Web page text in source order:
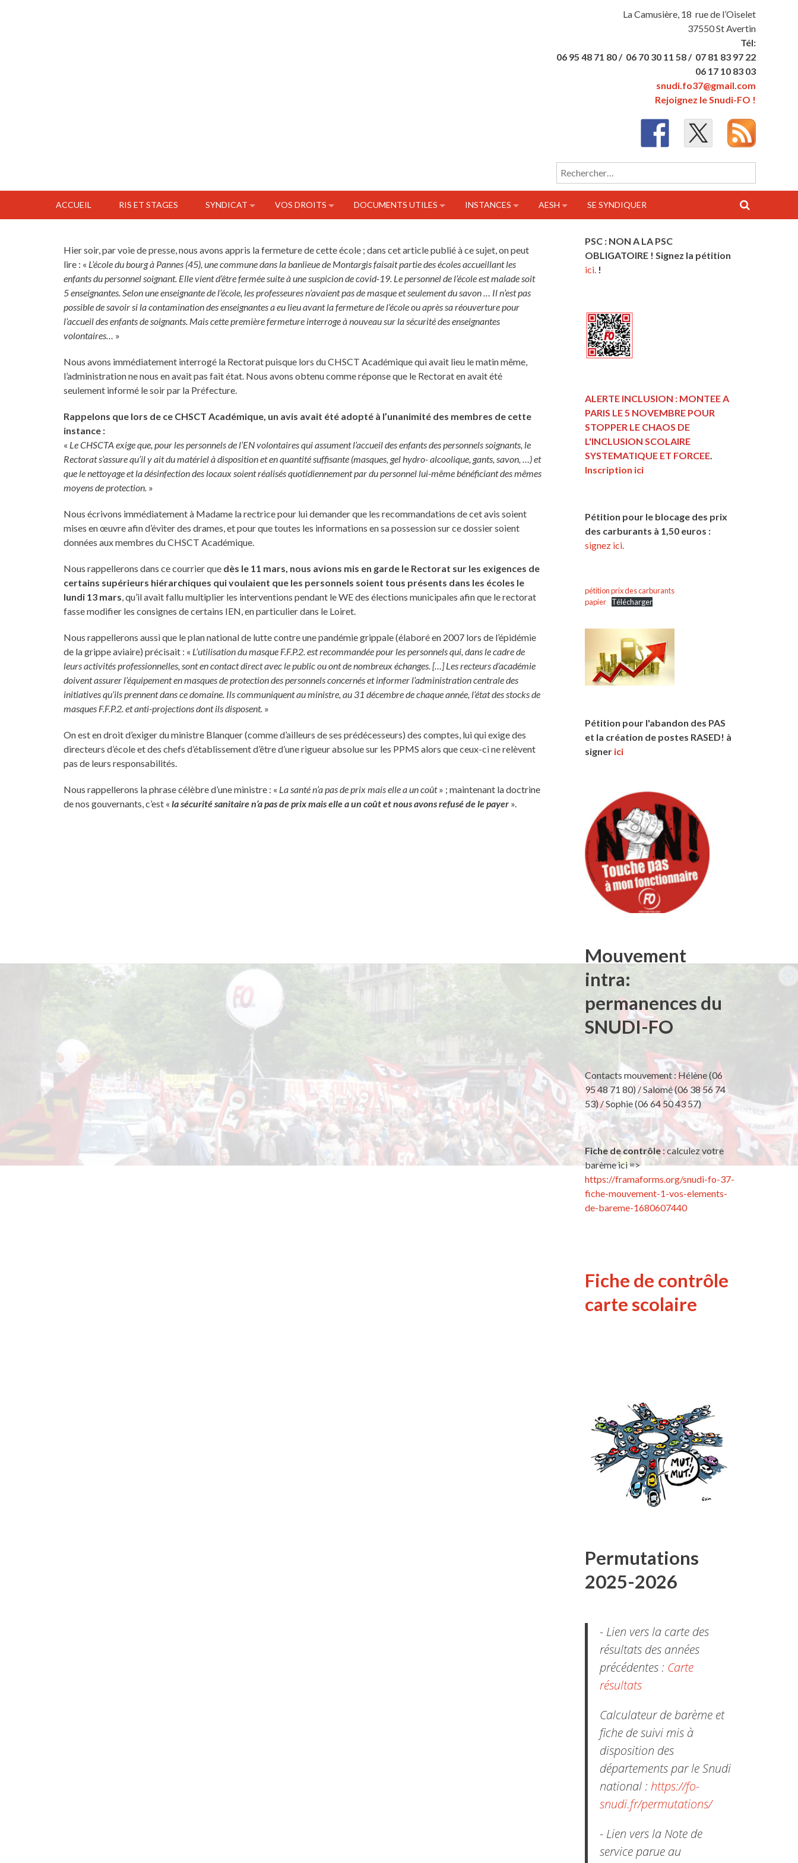
La Camusière, 18 rue de l’Oiselet
37550 St Avertin
Tél:
06 95 48 71 80 / 06 70 30 11 58 / 07 81 83 97 22
06 17 10 83 03
snudi.fo37@gmail.com
Rejoignez le Snudi-FO !
Rechercher :
ACCUEIL RIS ET STAGES SYNDICAT VOS DROITS DOCUMENTS UTILES INSTANCES AESH SE SYNDIQUER
Hier soir, par voie de presse, nous avons appris la fermeture de cette école ; dans cet article publié à ce sujet, on peut
lire : « L’école du bourg à Pannes (45), une commune dans la banlieue de Montargis faisait partie des écoles accueillant les
enfants du personnel soignant. Elle vient d’être fermée suite à une suspicion de covid-19. Le personnel de l’école est malade soit
5 enseignantes. Selon une enseignante de l’école, les professeures n’avaient pas de masque et seulement du savon … Il n’est pas
possible de savoir si la contamination des enseignantes a eu lieu avant la fermeture de l’école ou après sa réouverture pour
l’accueil des enfants de soignants. Mais cette première fermeture interroge à nouveau sur la sécurité des enseignantes
volontaires… »
Nous avons immédiatement interrogé la Rectorat puisque lors du CHSCT Académique qui avait lieu le matin même,
l’administration ne nous en avait pas fait état. Nous avons obtenu comme réponse que le Rectorat en avait été
seulement informé le soir par la Préfecture.
Rappelons que lors de ce CHSCT Académique, un avis avait été adopté à l’unanimité des membres de cette
instance :
« Le CHSCTA exige que, pour les personnels de l’EN volontaires qui assument l’accueil des enfants des personnels soignants, le
Rectorat s’assure qu’il y ait du matériel à disposition et en quantité suffisante (masques, gel hydro- alcoolique, gants, savon, …) et
que le nettoyage et la désinfection des locaux soient réalisés quotidiennement par du personnel lui-même bénéficiant des mêmes
moyens de protection. »
Nous écrivons immédiatement à Madame la rectrice pour lui demander que les recommandations de cet avis soient
mises en œuvre afin d’éviter des drames, et pour que toutes les informations en sa possession sur ce dossier soient
données aux membres du CHSCT Académique.
Nous rappellerons dans ce courrier que dès le 11 mars, nous avions mis en garde le Rectorat sur les exigences de
certains supérieurs hiérarchiques qui voulaient que les personnels soient tous présents dans les écoles le
lundi 13 mars , qu’il avait fallu multiplier les interventions pendant le WE des élections municipales afin que le rectorat
fasse modifier les consignes de certains IEN, en particulier dans le Loiret.
Nous rappellerons aussi que le plan national de lutte contre une pandémie grippale (élaboré en 2007 lors de l’épidémie
de la grippe aviaire) précisait : « L’utilisation du masque F.F.P.2. est recommandée pour les personnels qui, dans le cadre de
leurs activités professionnelles, sont en contact direct avec le public ou ont de nombreux échanges. […] Les recteurs d’académie
doivent assurer l’équipement en masques de protection des personnels concernés et informer l’administration centrale des
initiatives qu’ils prennent dans ce domaine. Ils communiquent au ministre, au 31 décembre de chaque année, l’état des stocks de
masques F.F.P.2. et anti-projections dont ils disposent. »
On est en droit d’exiger du ministre Blanquer (comme d’ailleurs de ses prédécesseurs) des comptes, lui qui exige des
directeurs d’école et des chefs d’établissement d’être d’une rigueur absolue sur les PPMS alors que ceux-ci ne relèvent
pas de leurs responsabilités.
Nous rappellerons la phrase célèbre d’une ministre : « La santé n’a pas de prix mais elle a un coût» ; maintenant la doctrine
de nos gouvernants, c’est «la sécurité sanitaire n’a pas de prix mais elle a un coût et nous avons refusé de le payer ».
PSC : NON A LA PSC
OBLIGATOIRE ! Signez la pétition
ici. !
ALERTE INCLUSION : MONTEE A
PARIS LE 5 NOVEMBRE POUR
STOPPER LE CHAOS DE
L'INCLUSION SCOLAIRE
SYSTEMATIQUE ET FORCEE.
Inscription ici
Pétition pour le blocage des prix
des carburants à 1,50 euros :
signez ici.
pétition prix des carburants
papier
Télécharger
Pétition pour l'abandon des PAS
et la création de postes RASED! à
signer ici
Mouvement
intra:
permanences du
SNUDI-FO
Contacts mouvement : Hélène (06
95 48 71 80) / Salomé (06 38 56 74
53) / Sophie (06 64 50 43 57)
Fiche de contrôle: calculez votre
barème ici =>
https://framaforms.org/snudi-fo-37-
fiche-mouvement-1-vos-elements-
de-bareme-1680607440
Fiche de contrôle
carte scolaire
Permutations
2025-2026
- Lien vers la carte des
résultats des années
précédentes : Carte
résultats
Calculateur de barème et
fiche de suivi mis à
disposition des
départements par le Snudi
national : https://fo-
snudi.fr/permutations/
- Lien vers la Note de
service parue au